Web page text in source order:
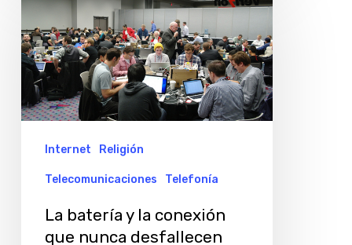
batería
y
la
conexión
que
nunca
Internet Religión
Telecomunicaciones Telefonía
La batería y la conexión
que nunca desfallecen